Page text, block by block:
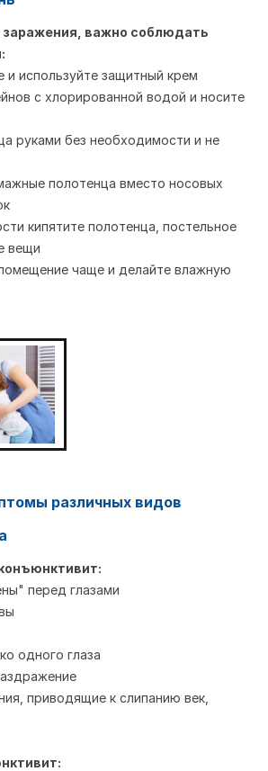
важно соблюдать
используйте защитный крем
с хлорированной водой и носите
руками без необходимости и не
полотенца вместо носовых
кипятите полотенца, постельное
вещи
чаще и делайте влажную
различных видов
перед глазами
одного глаза
приводящие к слипанию век,